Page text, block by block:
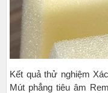
Kết quả thử nghiệm
Mút phẳng tiêu âm